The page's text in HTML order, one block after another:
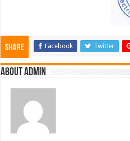
Share Facebook Twitter
About admin